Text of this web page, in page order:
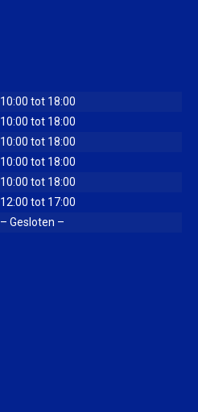
10:00 tot 18:00
10:00 tot 18:00
10:00 tot 18:00
10:00 tot 18:00
10:00 tot 18:00
12:00 tot 17:00
– Gesloten –